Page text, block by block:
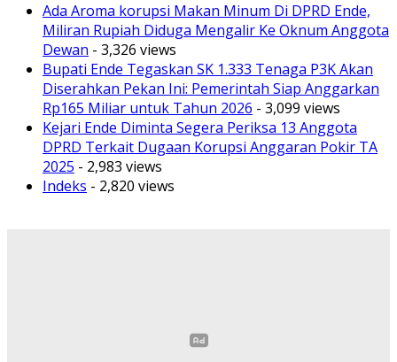
Ada Aroma korupsi Makan Minum Di DPRD Ende,
Miliran Rupiah Diduga Mengalir Ke Oknum Anggota
Dewan - 3,326 views
Bupati Ende Tegaskan SK 1.333 Tenaga P3K Akan
Diserahkan Pekan Ini: Pemerintah Siap Anggarkan
Rp165 Miliar untuk Tahun 2026 - 3,099 views
Kejari Ende Diminta Segera Periksa 13 Anggota
DPRD Terkait Dugaan Korupsi Anggaran Pokir TA
2025 - 2,983 views
Indeks - 2,820 views